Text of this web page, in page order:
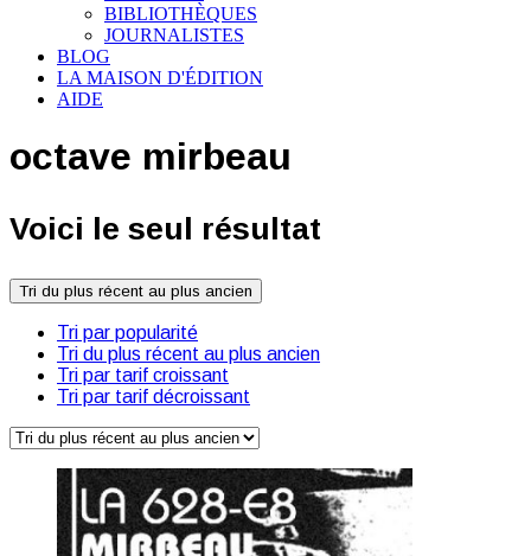
BIBLIOTHÈQUES
JOURNALISTES
BLOG
LA MAISON D'ÉDITION
AIDE
octave mirbeau
Voici le seul résultat
Tri du plus récent au plus ancien
Tri par popularité
Tri du plus récent au plus ancien
Tri par tarif croissant
Tri par tarif décroissant